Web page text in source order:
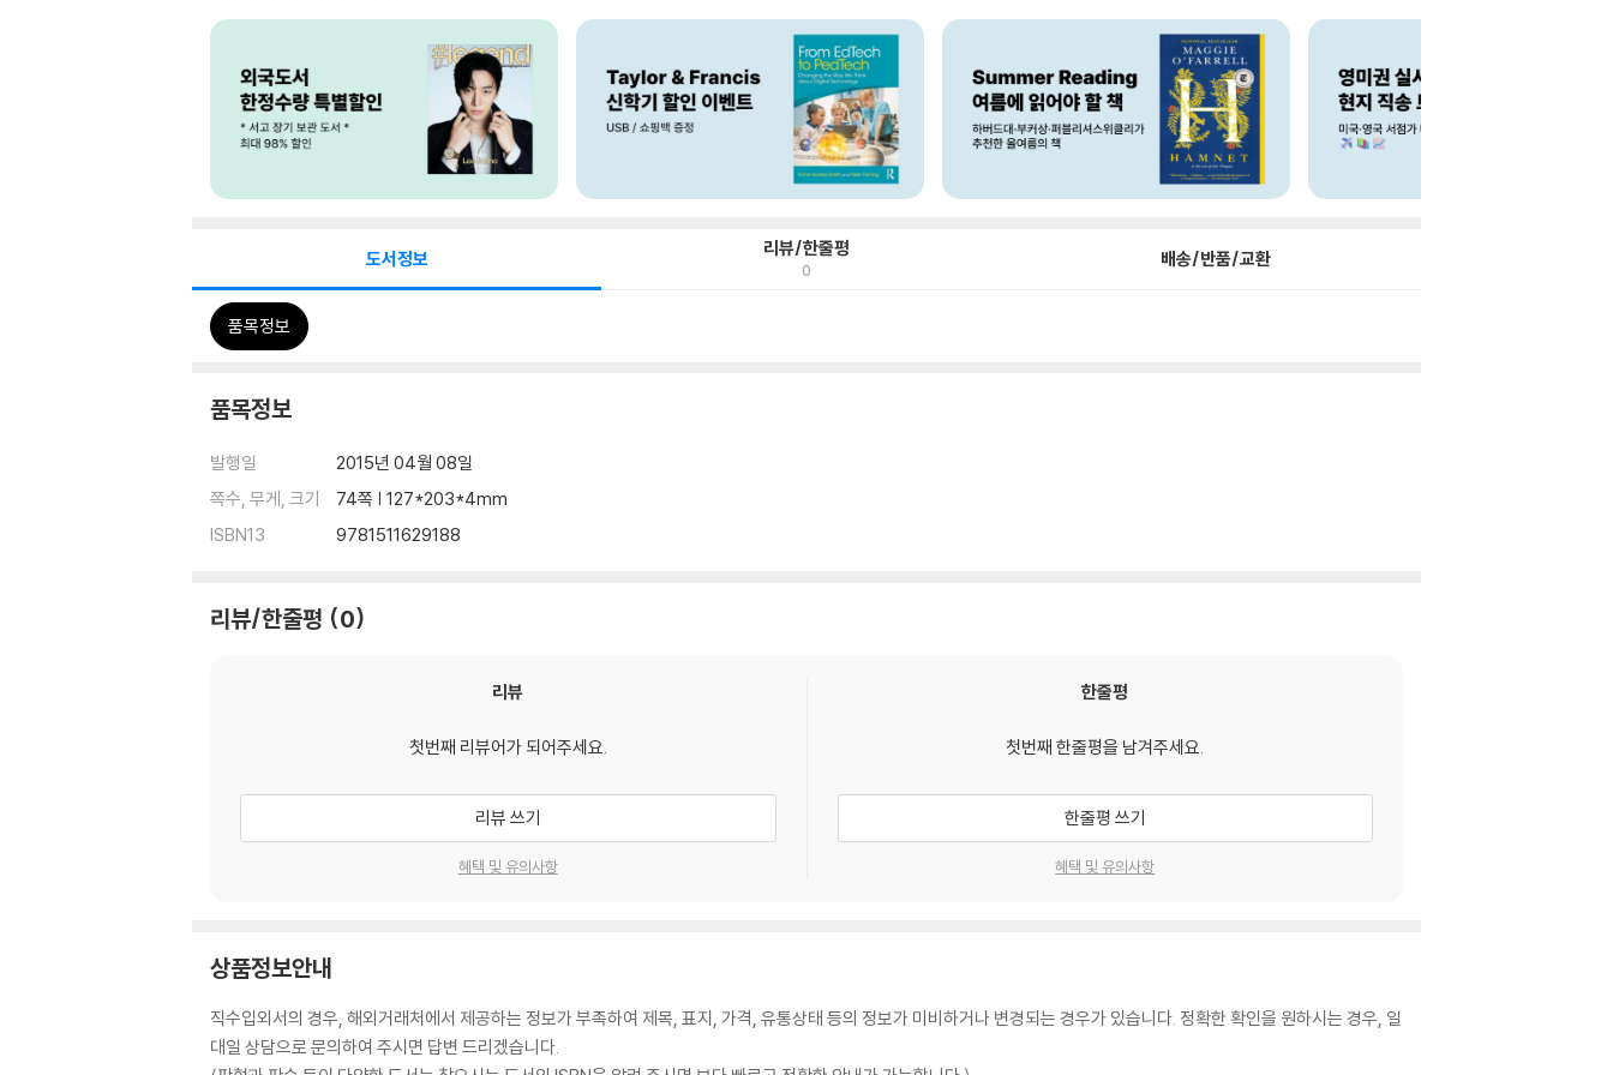
도서정보 리뷰/한줄평
0 배송/반품/교환
품목정보
품목정보
발행일
2015년 04월 08일
쪽수, 무게, 크기
74쪽 | 127*203*4mm
ISBN13
9781511629188
리뷰/한줄평 0
리뷰
첫번째 리뷰어가 되어주세요.
리뷰 쓰기
혜택 및 유의사항
한줄평
첫번째 한줄평을 남겨주세요.
한줄평 쓰기
혜택 및 유의사항
상품정보안내
직수입외서의 경우, 해외거래처에서 제공하는 정보가 부족하여 제목, 표지, 가격, 유통상태 등의 정보가 미비하거나 변경되는 경우가 있습니다. 정확한 확인을 원하시는 경우, 일
대일 상담으로 문의하여 주시면 답변 드리겠습니다.